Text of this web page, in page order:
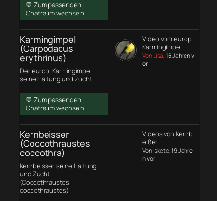
💬 Zum passenden
Chatraum wechseln
Karmingimpel
(Carpodacus
erythrinus)
Der europ. Karmingimpel
seine Haltung und Zucht.
💬 Zum passenden
Chatraum wechseln
Video vom europ.
Karmingimpel
Von Lisa, 16 Jahren v
or
Kernbeisser
(Coccothraustes
coccothra)
Kernbeisser seine Haltung
und Zucht
(Coccothraustes
coccothraustes)
Videos von Kernb
eißer
Von iskete, 19 Jahre
n vor